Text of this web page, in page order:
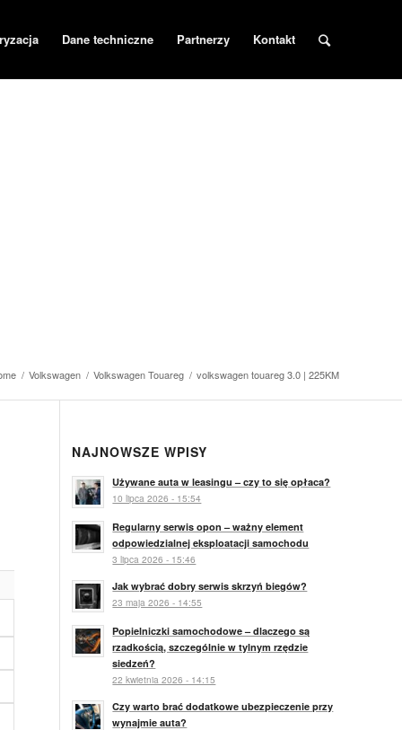
Dane techniczne Partnerzy Kontakt
/ Volkswagen / Volkswagen Touareg / volkswagen touareg 3.0 | 225KM
NAJNOWSZE WPISY
Używane auta w leasingu – czy to się opłaca?
10 lipca 2026 - 15:54
Regularny serwis opon – ważny element
odpowiedzialnej eksploatacji samochodu
3 lipca 2026 - 15:46
Jak wybrać dobry serwis skrzyń biegów?
23 maja 2026 - 14:55
Popielniczki samochodowe – dlaczego są
rzadkością, szczególnie w tylnym rzędzie
siedzeń?
22 kwietnia 2026 - 14:15
Czy warto brać dodatkowe ubezpieczenie przy
wynajmie auta?